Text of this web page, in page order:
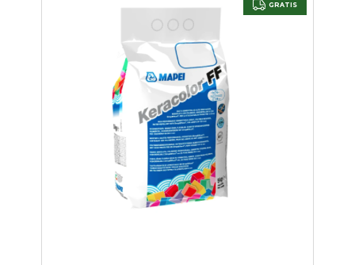
GRATIS